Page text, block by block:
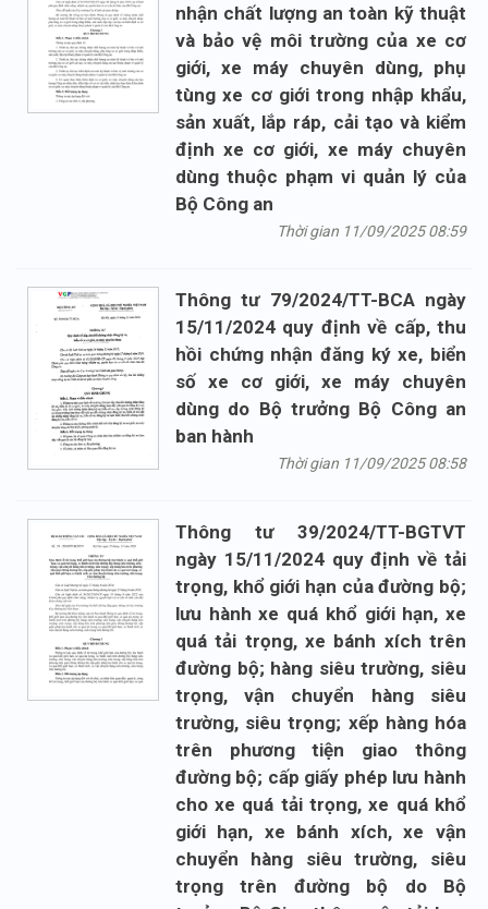
nhận chất lượng an toàn kỹ thuật
và bảo vệ môi trường của xe cơ
giới, xe máy chuyên dùng, phụ
tùng xe cơ giới trong nhập khẩu,
sản xuất, lắp ráp, cải tạo và kiểm
định xe cơ giới, xe máy chuyên
dùng thuộc phạm vi quản lý của
Bộ Công an
Thời gian 11/09/2025 08:59
Thông tư 79/2024/TT-BCA ngày
15/11/2024 quy định về cấp, thu
hồi chứng nhận đăng ký xe, biển
số xe cơ giới, xe máy chuyên
dùng do Bộ trưởng Bộ Công an
ban hành
Thời gian 11/09/2025 08:58
Thông tư 39/2024/TT-BGTVT
ngày 15/11/2024 quy định về tải
trọng, khổ giới hạn của đường bộ;
lưu hành xe quá khổ giới hạn, xe
quá tải trọng, xe bánh xích trên
đường bộ; hàng siêu trường, siêu
trọng, vận chuyển hàng siêu
trường, siêu trọng; xếp hàng hóa
trên phương tiện giao thông
đường bộ; cấp giấy phép lưu hành
cho xe quá tải trọng, xe quá khổ
giới hạn, xe bánh xích, xe vận
chuyển hàng siêu trường, siêu
trọng trên đường bộ do Bộ